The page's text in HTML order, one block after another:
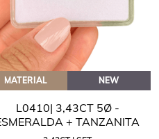
MATERIAL NEW
L0410| 3,43CT 5Ø -
+ TANZANITA